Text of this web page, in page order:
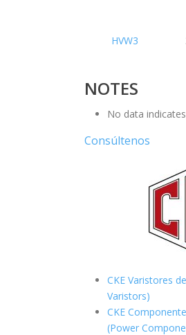
HVW3
NOTES
No data
Consúltenos
CKE Varistores
Varistors)
CKE
(Power